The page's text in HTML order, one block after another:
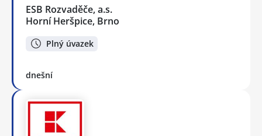
ESB Rozvaděče, a.s.
Horní Heršpice, Brno
Plný úvazek
dnešní